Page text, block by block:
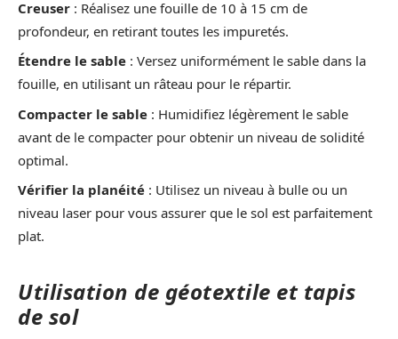
Creuser : Réalisez une fouille de 10 à 15 cm de
profondeur, en retirant toutes les impuretés.
Étendre le sable : Versez uniformément le sable dans la
fouille, en utilisant un râteau pour le répartir.
Compacter le sable : Humidifiez légèrement le sable
avant de le compacter pour obtenir un niveau de solidité
optimal.
Vérifier la planéité : Utilisez un niveau à bulle ou un
niveau laser pour vous assurer que le sol est parfaitement
plat.
Utilisation de géotextile et tapis
de sol